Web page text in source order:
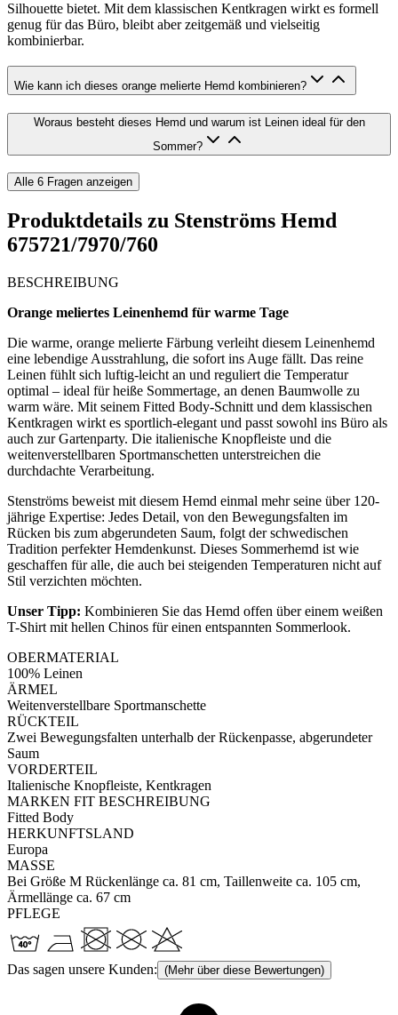
Silhouette bietet. Mit dem klassischen Kentkragen wirkt es formell
genug für das Büro, bleibt aber zeitgemäß und vielseitig
kombinierbar.
Wie kann ich dieses orange melierte Hemd kombinieren?
Woraus besteht dieses Hemd und warum ist Leinen ideal für den
Sommer?
Alle 6 Fragen anzeigen
Produktdetails zu Stenströms Hemd
675721/7970/760
BESCHREIBUNG
Orange meliertes Leinenhemd für warme Tage
Die warme, orange melierte Färbung verleiht diesem Leinenhemd
eine lebendige Ausstrahlung, die sofort ins Auge fällt. Das reine
Leinen fühlt sich luftig-leicht an und reguliert die Temperatur
optimal – ideal für heiße Sommertage, an denen Baumwolle zu
warm wäre. Mit seinem Fitted Body-Schnitt und dem klassischen
Kentkragen wirkt es sportlich-elegant und passt sowohl ins Büro als
auch zur Gartenparty. Die italienische Knopfleiste und die
weitenverstellbaren Sportmanschetten unterstreichen die
durchdachte Verarbeitung.
Stenströms beweist mit diesem Hemd einmal mehr seine über 120-
jährige Expertise: Jedes Detail, von den Bewegungsfalten im
Rücken bis zum abgerundeten Saum, folgt der schwedischen
Tradition perfekter Hemdenkunst. Dieses Sommerhemd ist wie
geschaffen für alle, die auch bei steigenden Temperaturen nicht auf
Stil verzichten möchten.
Unser Tipp: Kombinieren Sie das Hemd offen über einem weißen
T-Shirt mit hellen Chinos für einen entspannten Sommerlook.
OBERMATERIAL
100% Leinen
ÄRMEL
Weitenverstellbare Sportmanschette
RÜCKTEIL
Zwei Bewegungsfalten unterhalb der Rückenpasse, abgerundeter
Saum
VORDERTEIL
Italienische Knopfleiste, Kentkragen
MARKEN FIT BESCHREIBUNG
Fitted Body
HERKUNFTSLAND
Europa
MASSE
Bei Größe M Rückenlänge ca. 81 cm, Taillenweite ca. 105 cm,
Ärmellänge ca. 67 cm
PFLEGE
Das sagen unsere Kunden: (Mehr über diese Bewertungen)